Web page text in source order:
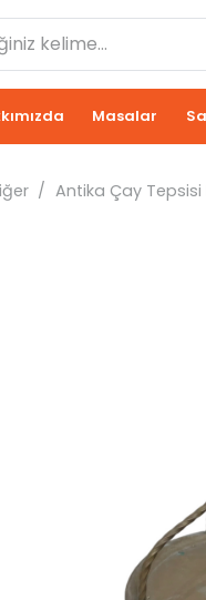
Masalar
/ Antika Çay